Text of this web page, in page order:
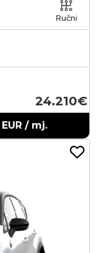
Ručni
24.210
EUR / mj.